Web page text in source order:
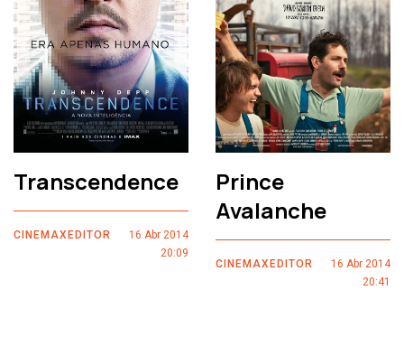
Transcendence
CINEMAXEDITOR
16 Abr 2014
20:09
Prince
Avalanche
CINEMAXEDITOR
16 Abr 2014
20:41